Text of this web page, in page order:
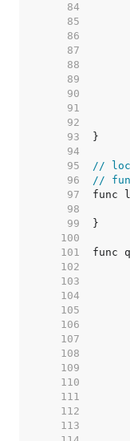
    84
    85
    86
    87
    88
    89
    90
    91
    92
    93
    94
    95
//
    96
//
    97
    98
    99
   100
   101
   102
   103
   104
   105
   106
   107
   108
   109
   110
   111
   112
   113